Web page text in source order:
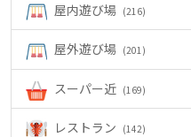
屋内遊び場 (216)
屋外遊び場 (201)
スーパー近 (169)
レストラン (142)